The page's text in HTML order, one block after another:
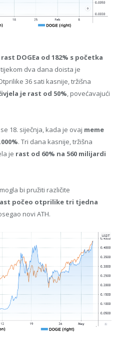
rast DOGEa od 182% s početka
dva dana doista je
36 sati kasnije, tržišna
je rast od 50%, povećavajući
18. siječnja, kada je ovaj meme
. Tri dana kasnije, tržišna
je rast od 60% na 560 milijardi
bi pružiti različite
počeo otprilike tri tjedna
novi ATH.